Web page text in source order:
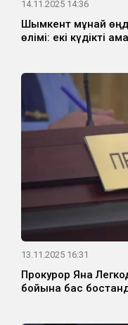
14.11.2025 14:36
Шымкент мұнай
өлімі: екі күдікті
13.11.2025 16:31
Прокурор Яна
бойына бас